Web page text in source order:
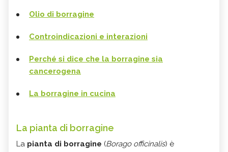
Olio di borragine
Controindicazioni e interazioni
Perché si dice che la borragine sia
cancerogena
La borragine in cucina
La pianta di borragine
La pianta di borragine (Borago officinalis) è